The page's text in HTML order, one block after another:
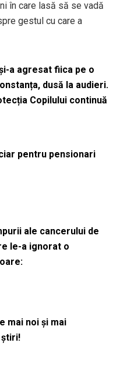
în care lasă să se vadă
gestul cu care a
a agresat fiica pe o
dusă la audieri.
Copilului continuă
pentru pensionari
ale cancerului de
le-a ignorat o
mai noi și mai